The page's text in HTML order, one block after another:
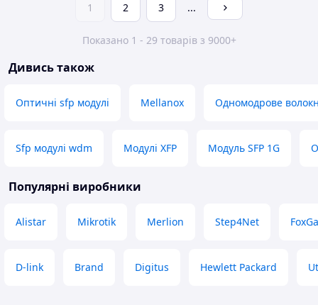
1 2 3 ...
Показано 1 - 29 товарів з 9000+
Дивись також
Оптичні sfp модулі Mellanox Одномодрове
Sfp модулі wdm Модулі XFP Модуль SFP 1G
Популярні виробники
Alistar Mikrotik Merlion Step4Net
D-link Brand Digitus Hewlett Packard